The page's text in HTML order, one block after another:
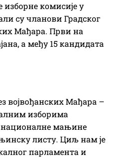
комисије у
су чланови Градског
Мађара. Први на
а међу 15 кандидата
војвођанских Мађара –
изборима
националне мањине
листу. Циљ нам је
парламента и